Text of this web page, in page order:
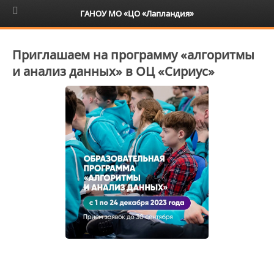
6+
Приглашаем на программу «алгоритмы
и анализ данных» в ОЦ «Сириус»
ГАНОУ МО «ЦО «Лапландия»